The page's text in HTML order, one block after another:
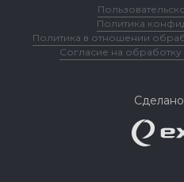
Политика
Политика в отношении
Согласие на